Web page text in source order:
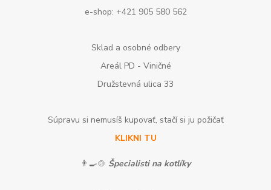
e-shop: +421 905 580 562
Sklad a osobné odbery
Areál PD - Viničné
Družstevná ulica 33
Súpravu si nemusíš kupovať, stačí si ju požičať
KLIKNI TU
👨‍🍳🍲 Špecialisti na kotlíky